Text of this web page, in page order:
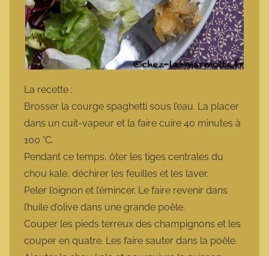
La recette :
Brosser la courge spaghetti sous l’eau. La placer
dans un cuit-vapeur et la faire cuire 40 minutes à
100 °C.
Pendant ce temps, ôter les tiges centrales du
chou kale, déchirer les feuilles et les laver.
Peler l’oignon et l’émincer. Le faire revenir dans
l’huile d’olive dans une grande poêle.
Couper les pieds terreux des champignons et les
couper en quatre. Les faire sauter dans la poêle.